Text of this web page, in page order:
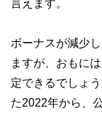
言えます。
ボーナスが減少
ますが、おもに
定できるでしょ
た2022年から、